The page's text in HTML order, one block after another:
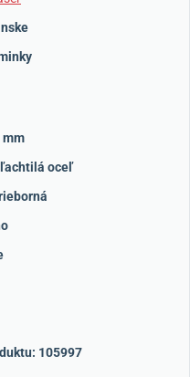
mm
oceľ
105997